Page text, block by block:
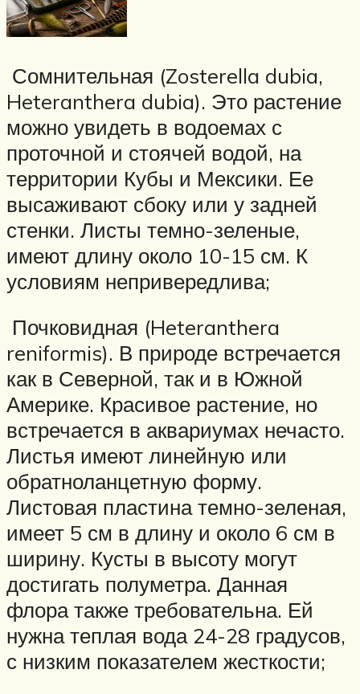
Сомнительная (Zosterella dubia,
Heteranthera dubia). Это растение
можно увидеть в водоемах с
проточной и стоячей водой, на
территории Кубы и Мексики. Ее
высаживают сбоку или у задней
стенки. Листы темно-зеленые,
имеют длину около 10-15 см. К
условиям непривередлива;
Почковидная (Heteranthera
reniformis). В природе встречается
как в Северной, так и в Южной
Америке. Красивое растение, но
встречается в аквариумах нечасто.
Листья имеют линейную или
обратноланцетную форму.
Листовая пластина темно-зеленая,
имеет 5 см в длину и около 6 см в
ширину. Кусты в высоту могут
достигать полуметра. Данная
флора также требовательна. Ей
нужна теплая вода 24-28 градусов,
с низким показателем жесткости;